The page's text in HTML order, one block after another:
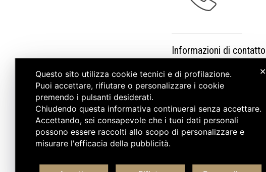
Informazioni di contatto
✕
Questo sito utilizza cookie tecnici e di profilazione.
Puoi accettare, rifiutare o personalizzare i cookie
premendo i pulsanti desiderati.
Chiudendo questa informativa continuerai senza accettare.
Accettando, sei consapevole che i tuoi dati personali
possono essere raccolti allo scopo di personalizzare e
misurare l'efficacia della pubblicità.